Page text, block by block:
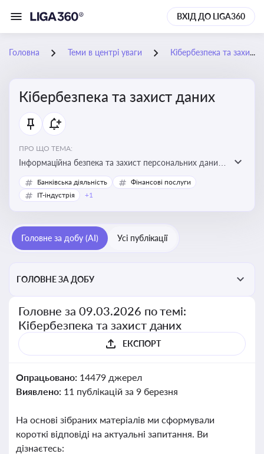
ВХІД ДО LIGA360
Головна Теми в центрі уваги Кібербезпека та захист даних
Кібербезпека та захист даних
ПРО ЩО ТЕМА:
Інформаційна безпека та захист персональних даних
на підприємстві
Банківська діяльність
Фінансові послуги
IT-індустрія
+1
Головне за добу (AI) Усі публікації
ГОЛОВНЕ ЗА ДОБУ
Головне за 09.03.2026 по темі:
Кібербезпека та захист даних
ЕКСПОРТ
Опрацьовано: 14479 джерел
Виявлено: 11 публікацій за 9 березня
На основі зібраних матеріалів ми сформували
короткі відповіді на актуальні запитання. Ви
дізнаєтесь: